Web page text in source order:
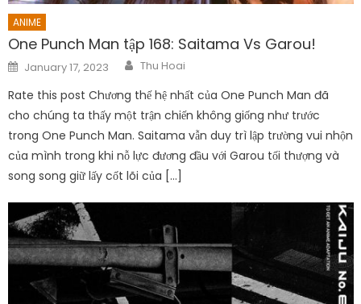
ANIME
One Punch Man tập 168: Saitama Vs Garou!
Posted
on
January 17, 2023 Author
Thu Hoai
Rate this post Chương thế hệ nhất của One Punch Man đã
cho chúng ta thấy một trận chiến không giống như trước
trong One Punch Man. Saitama vẫn duy trì lập trường vui nhộn
của mình trong khi nỗ lực đương đầu với Garou tối thượng và
song song giữ lấy cốt lõi của […]